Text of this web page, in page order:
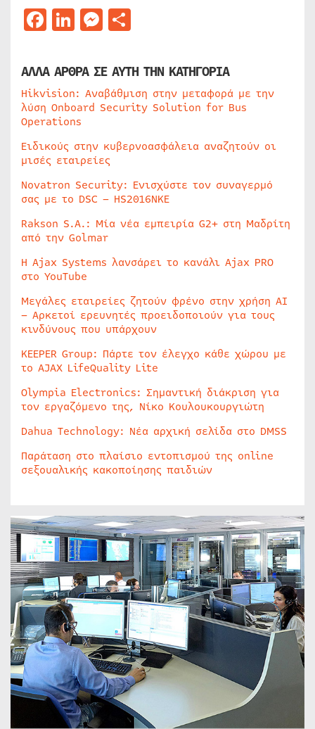
Facebook
LinkedIn
Messenger
ΑΛΛΑ ΑΡΘΡΑ ΣΕ ΑΥΤΗ ΤΗΝ ΚΑΤΗΓΟΡΙΑ
Hikvision: Αναβάθμιση στην μεταφορά με την
λύση Onboard Security Solution for Bus
Operations
Ειδικούς στην κυβερνοασφάλεια αναζητούν οι
μισές εταιρείες
Novatron Security: Ενισχύστε τον συναγερμό
σας με το DSC – HS2016NKE
Rakson S.A.: Μία νέα εμπειρία G2+ στη Μαδρίτη
από την Golmar
Η Ajax Systems λανσάρει το κανάλι Ajax PRO
στο YouTube
Μεγάλες εταιρείες ζητούν φρένο στην χρήση AI
– Αρκετοί ερευνητές προειδοποιούν για τους
κινδύνους που υπάρχουν
KEEPER Group: Πάρτε τον έλεγχο κάθε χώρου με
το AJAX LifeQuality Lite
Olympia Electronics: Σημαντική διάκριση για
τον εργαζόμενο της, Νίκο Κουλουκουργιώτη
Dahua Technology: Νέα αρχική σελίδα στο DMSS
Παράταση στο πλαίσιο εντοπισμού της online
σεξουαλικής κακοποίησης παιδιών